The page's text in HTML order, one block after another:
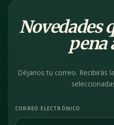
Novedades
pena
Déjanos tu correo. Recibirás
CORREO ELECTRÓNICO